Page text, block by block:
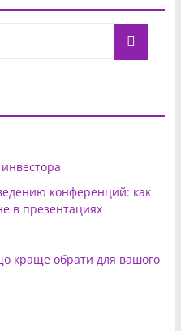
конференций: как
в презентациях
краще обрати для вашого